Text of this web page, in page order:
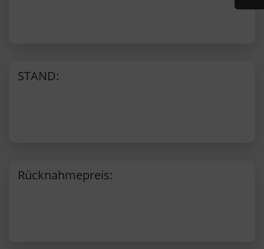
STAND:
Rücknahmepreis: